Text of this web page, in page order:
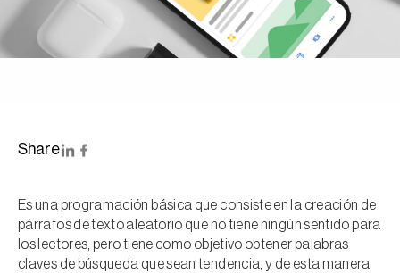
Share
Es una programación básica que consiste en la creación de
párrafos de texto aleatorio que no tiene ningún sentido para
los lectores, pero tiene como objetivo obtener palabras
claves de búsqueda que sean tendencia, y de esta manera